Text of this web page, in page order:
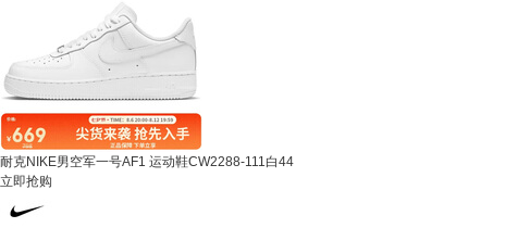
耐克NIKE男空军一号AF1 运动鞋CW2288-111白44
立即抢购